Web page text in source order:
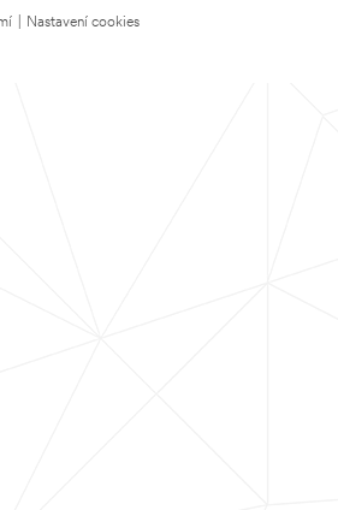
Nastavení cookies